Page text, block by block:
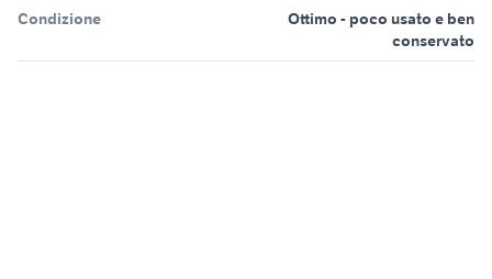
Condizione
Ottimo - poco usato e ben
conservato